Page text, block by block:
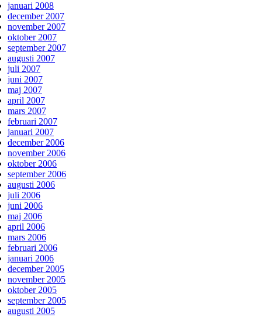
januari 2008
december 2007
november 2007
oktober 2007
september 2007
augusti 2007
juli 2007
juni 2007
maj 2007
april 2007
mars 2007
februari 2007
januari 2007
december 2006
november 2006
oktober 2006
september 2006
augusti 2006
juli 2006
juni 2006
maj 2006
april 2006
mars 2006
februari 2006
januari 2006
december 2005
november 2005
oktober 2005
september 2005
augusti 2005